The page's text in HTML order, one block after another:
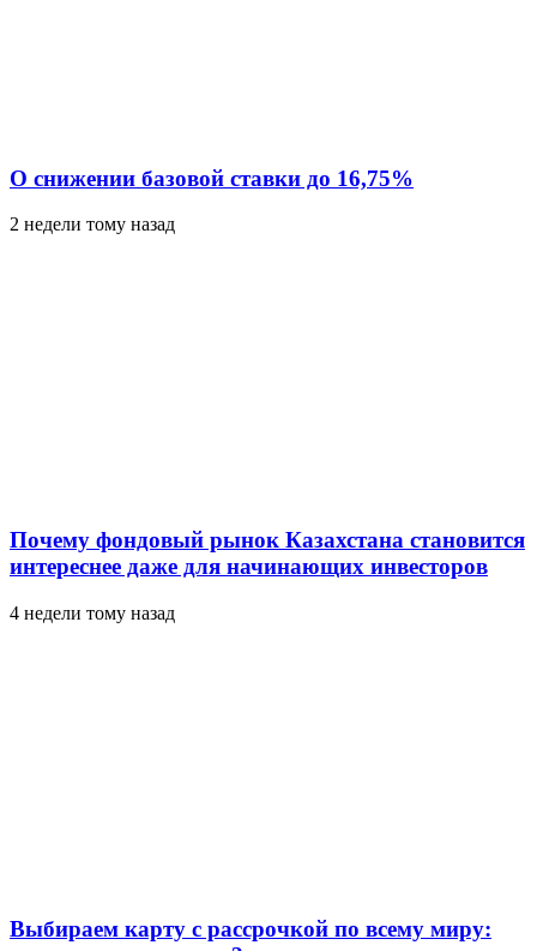
О снижении базовой ставки до 16,75%
2 недели тому назад
Почему фондовый рынок Казахстана становится
интереснее даже для начинающих инвесторов
4 недели тому назад
Выбираем карту с рассрочкой по всему миру: